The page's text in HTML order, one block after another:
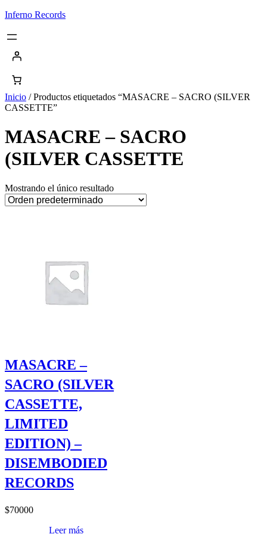
Saltar
contenido
Inferno Records
Inicio / Productos etiquetados “MASACRE – SACRO (SILVER
CASSETTE”
MASACRE – SACRO
(SILVER CASSETTE
Mostrando el único resultado
MASACRE –
SACRO (SILVER
CASSETTE,
LIMITED
EDITION) –
DISEMBODIED
RECORDS
$70000
Leer más